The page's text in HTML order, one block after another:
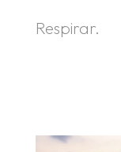
Respirar.